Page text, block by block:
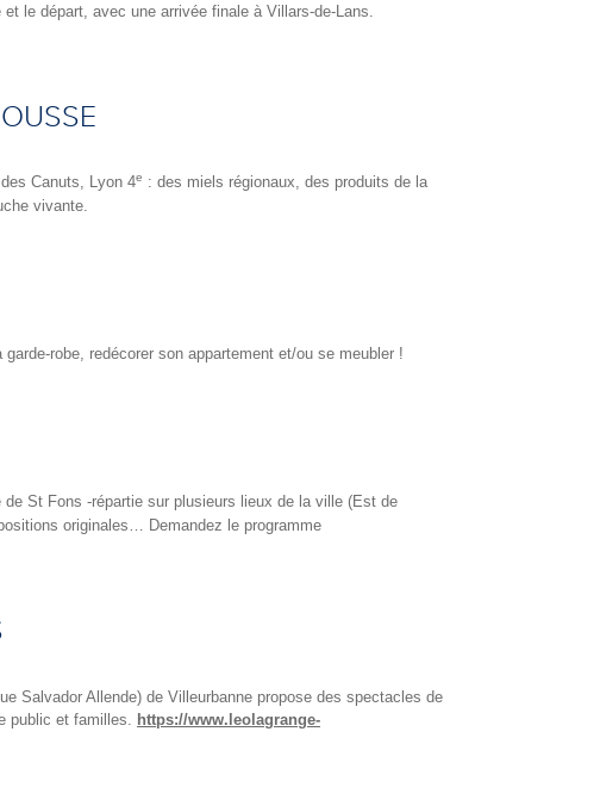
le départ, avec une arrivée finale à Villars-de-Lans.
Canuts, Lyon 4e : des miels régionaux, des produits de la
vivante.
robe, redécorer son appartement et/ou se meubler !
St Fons -répartie sur plusieurs lieux de la ville (Est de
originales… Demandez le programme
Salvador Allende) de Villeurbanne propose des spectacles de
public et familles. https://www.leolagrange-